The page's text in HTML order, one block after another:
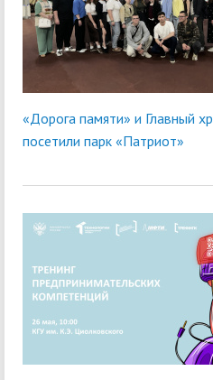
«Дорога памяти» и Главный
посетили парк «Патриот»